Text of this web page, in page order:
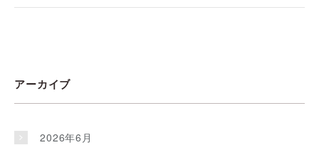
アーカイブ
2026年6月